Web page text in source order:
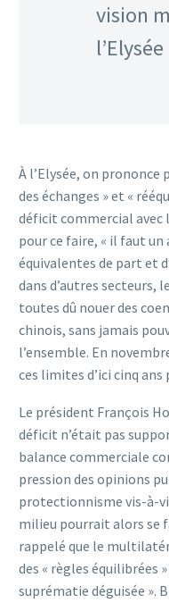
vision
l’Elysée
À l’Elysée, on
des échanges » et «
déficit commercial avec
pour ce faire, « il faut un
équivalentes de part et
dans d’autres secteurs,
toutes dû nouer des
chinois, sans jamais
l’ensemble. En
ces limites d’ici cinq
Le président François
déficit n’était pas
balance commerciale
pression des opinions
protectionnisme vis-à-
milieu pourrait alors se
rappelé que le
des « règles équilibrées
suprématie déguisée ».